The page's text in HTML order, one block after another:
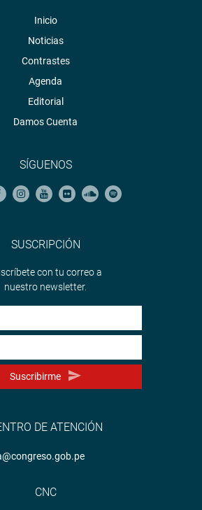
Inicio
Noticias
Contrastes
Agenda
Editorial
Damos Cuenta
SÍGUENOS
SUSCRIPCIÓN
con tu correo a
nuestro newsletter.
Suscribirme
DE ATENCIÓN
CNC